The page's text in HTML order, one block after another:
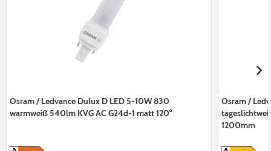
Osram / Ledvance Dulux D LED 5-10W 830
warmweiß 540lm KVG AC G24d-1 matt 120°
Osram /
1200mm